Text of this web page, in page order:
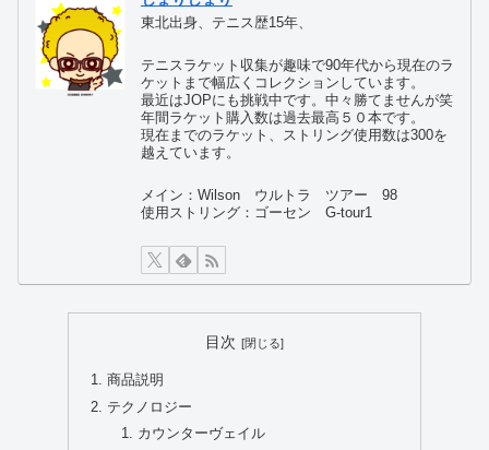
東北出身、テニス歴15年、
テニスラケット収集が趣味で90年代から現在のラ
ケットまで幅広くコレクションしています。
最近はJOPにも挑戦中です。中々勝てませんが笑
年間ラケット購入数は過去最高５０本です。
現在までのラケット、ストリング使用数は300を
越えています。
メイン：Wilson ウルトラ ツアー 98
使用ストリング：ゴーセン G-tour1
目次
商品説明
テクノロジー
カウンターヴェイル